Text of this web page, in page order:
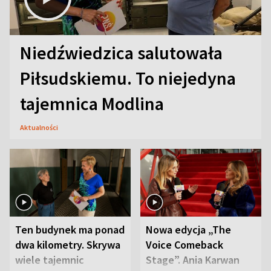
Niedźwiedzica salutowała
Piłsudskiemu. To niejedyna
tajemnica Modlina
Aktualności
Ten budynek ma ponad
dwa kilometry. Skrywa
wiele tajemnic
Nowa edycja „The
Voice Comeback
Stage”. Ania Karwan